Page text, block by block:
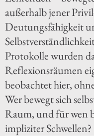
außerhalb jener
Deutungsfähigkeit
Protokolle wurden
Reflexionsräumen
beobachtet hier,
Wer bewegt sich
Raum, und für wen
impliziter Schwellen?